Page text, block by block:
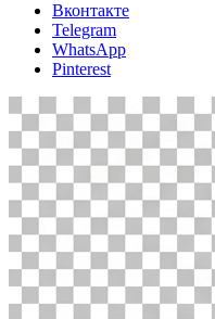
Вконтакте
Telegram
WhatsApp
Pinterest